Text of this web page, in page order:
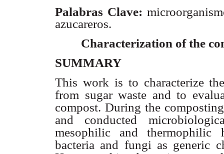
Palabras Clave:
azucareros.
Characterization of the
SUMMARY
This work is to characterize
from sugar waste and to
compost. During the composting
and conducted
mesophilic and thermophilic
bacteria and fungi as generic